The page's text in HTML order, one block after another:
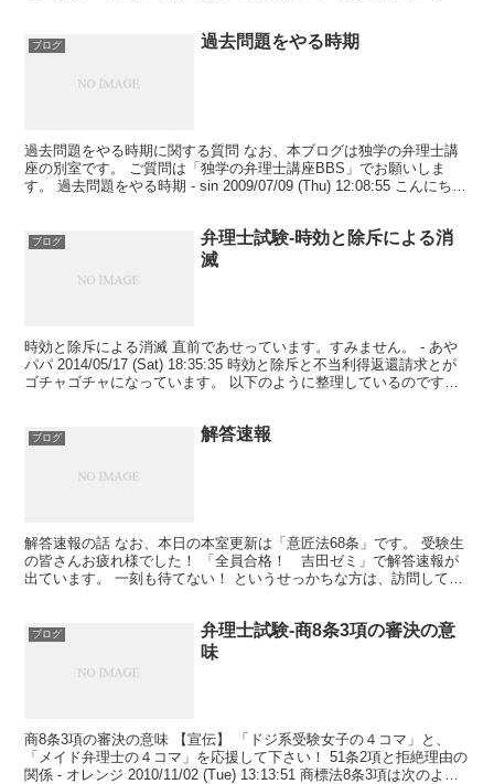
ブログ 過去問題をやる時期
過去問題をやる時期に関する質問 なお、本ブログは独学の弁理士講
座の別室です。 ご質問は「独学の弁理士講座BBS」でお願いしま
す。 過去問題をやる時期 - sin 2009/07/09 (Thu) 12:08:55 こんにち
ブログ
弁理士試験-時効と除斥による消
滅
時効と除斥による消滅 直前であせっています。すみません。 - あや
パパ 2014/05/17 (Sat) 18:35:35 時効と除斥と不当利得返還請求とが
ゴチャゴチャになっています。 以下のように整理しているのです
ブログ 解答速報
解答速報の話 なお、本日の本室更新は「意匠法68条」です。 受験生
の皆さんお疲れ様でした！ 「全員合格！ 吉田ゼミ」で解答速報が
出ています。 一刻も待てない！ というせっかちな方は、訪問しては
ブログ
弁理士試験-商8条3項の審決の意
味
商8条3項の審決の意味 【宣伝】 「ドジ系受験女子の４コマ」と、
「メイド弁理士の４コマ」を応援して下さい！ 51条2項と拒絶理由の
関係 - オレンジ 2010/11/02 (Tue) 13:13:51 商標法8条3項は次のよう